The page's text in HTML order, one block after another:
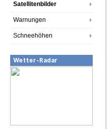
Satellitenbilder
Warnungen
Schneehöhen
Wetter-Radar